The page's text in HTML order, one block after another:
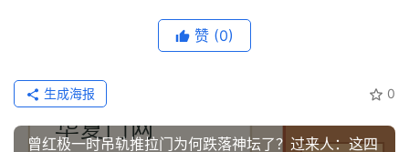
赞 (0)
0
生成海报
曾红极一时吊轨推拉门为何跌落神坛了？过来人：这四